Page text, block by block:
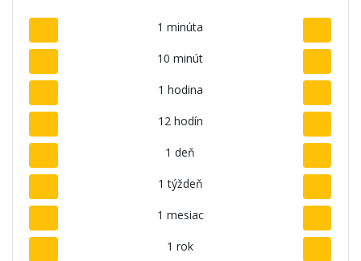
1 minúta
10 minút
1 hodina
12 hodín
1 deň
1 týždeň
1 mesiac
1 rok